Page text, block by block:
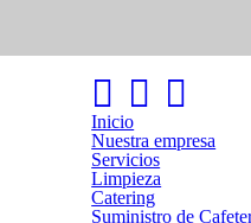
Inicio
Nuestra empresa
Servicios
Limpieza
Catering
Suministro de